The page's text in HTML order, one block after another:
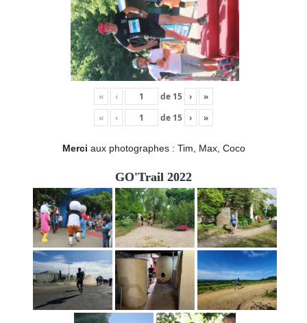
« ‹ de 15 ›
»
«
‹ de 15 › »
Merci aux photographes : Tim, Max, Coco
GO'Trail 2022